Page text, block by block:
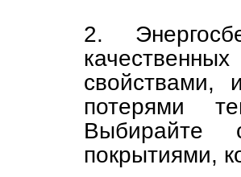
2.
свойствами,
потерями
Выбирайте
покрытиями,